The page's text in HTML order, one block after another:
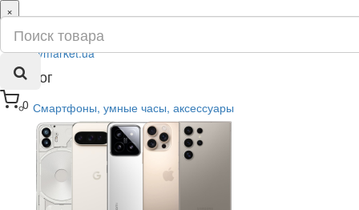
0
×
ru
ua
Каталог
Смартфоны, умные часы, аксессуары